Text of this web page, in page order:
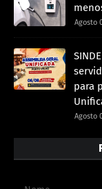
Agosto
para
Agosto